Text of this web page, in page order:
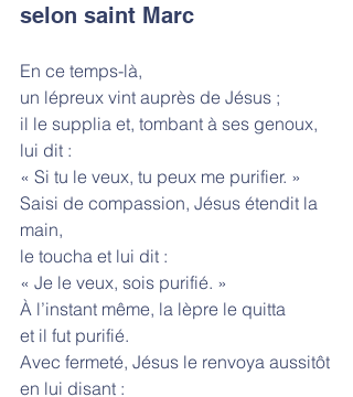
selon saint Marc
En ce temps-là,
un lépreux vint auprès de Jésus ;
il le supplia et, tombant à ses genoux,
lui dit :
« Si tu le veux, tu peux me purifier. »
Saisi de compassion, Jésus étendit la
main,
le toucha et lui dit :
« Je le veux, sois purifié. »
À l’instant même, la lèpre le quitta
et il fut purifié.
Avec fermeté, Jésus le renvoya aussitôt
en lui disant :